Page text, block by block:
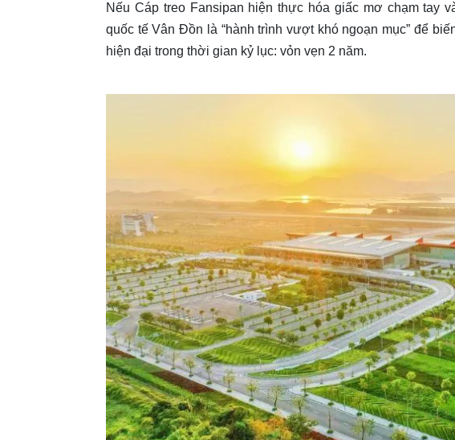
Nếu Cáp treo Fansipan hiện thực hóa giấc mơ chạm tay
quốc tế Vân Đồn là “hành trình vượt khó ngoạn mục” để
hiện đại trong thời gian kỷ lục: vỏn vẹn 2 năm.